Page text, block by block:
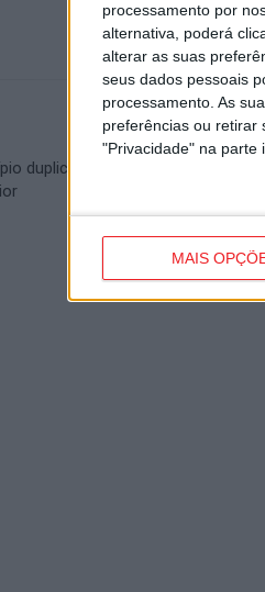
processamento por
alternativa, poderá
alterar as suas
seus dados pessoais
processamento. As
preferências ou retirar
"Privacidade" na parte
MAIS
duplica apoio a estudantes do